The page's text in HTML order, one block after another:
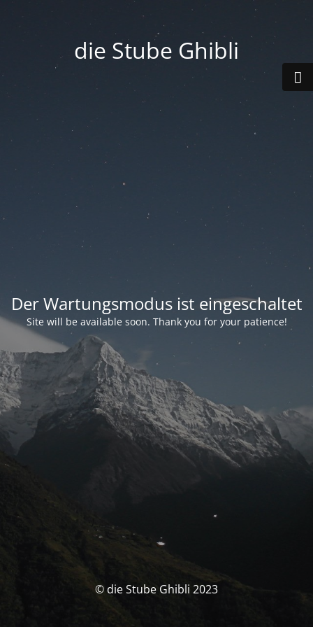
die Stube Ghibli
Der Wartungsmodus ist eingeschaltet
Site will be available soon. Thank you for your patience!
© die Stube Ghibli 2023